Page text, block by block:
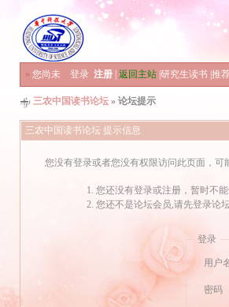
» 您尚未 登录 注册 返回主站 研究生读书 推
三农中国读书论坛 » 论坛提示
三农中国读书论坛 提示信息
您没有登录或者您没有权限访问此页面，可
您还没有登录或注册，暂时不
您还不是论坛会员,请先登录论
登录
用户
密码